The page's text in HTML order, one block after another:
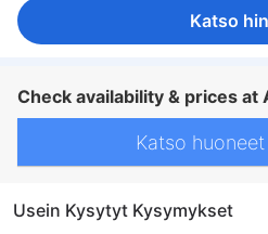
Katso
Check availability & prices at
Katso
Usein Kysytyt Kysymykset